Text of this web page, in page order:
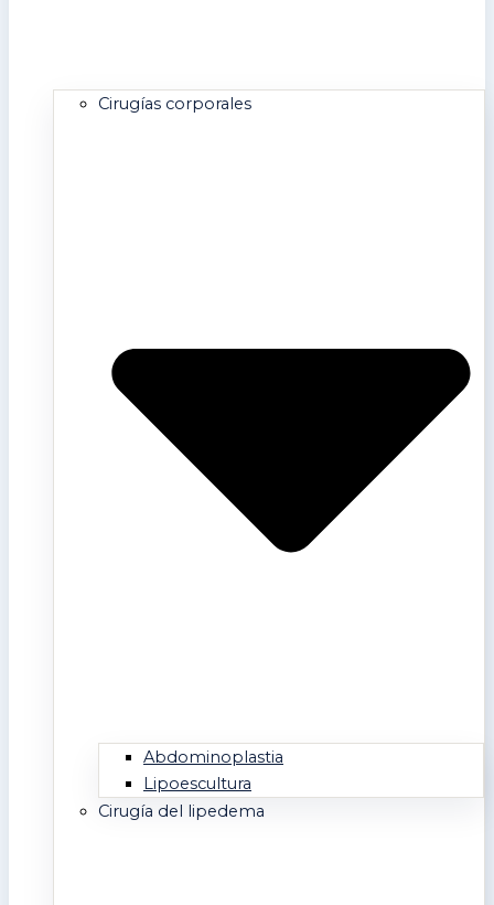
Cirugías corporales
Abdominoplastia
Lipoescultura
Cirugía del lipedema